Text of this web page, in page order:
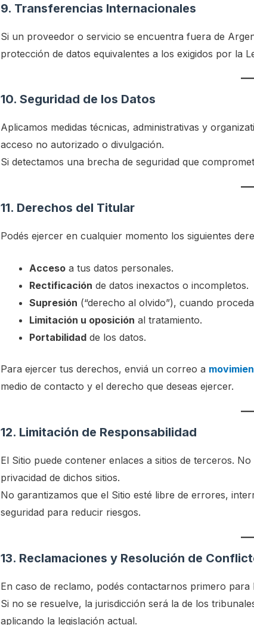
9. Transferencias Internacionales
Si un proveedor o servicio se encuentra fuera de
protección de datos equivalentes a los exigidos por la
10. Seguridad de los Datos
Aplicamos medidas técnicas, administrativas y
acceso no autorizado o divulgación.
Si detectamos una brecha de seguridad que
11. Derechos del Titular
Podés ejercer en cualquier momento los siguientes
Accesoa tus datos personales.
Rectificación de datos inexactos o incompletos.
Supresión (“derecho al olvido”), cuando
Limitación u oposición al tratamiento.
Portabilidadde los datos.
Para ejercer tus derechos, enviá un correo a
medio de contacto y el derecho que deseas ejercer.
12. Limitación de Responsabilidad
El Sitio puede contener enlaces a sitios de terceros.
privacidad de dichos sitios.
No garantizamos que el Sitio esté libre de errores,
seguridad para reducir riesgos.
13. Reclamaciones y Resolución de
En caso de reclamo, podés contactarnos primero
Si no se resuelve, la jurisdicción será la de los
aplicando la legislación actual.